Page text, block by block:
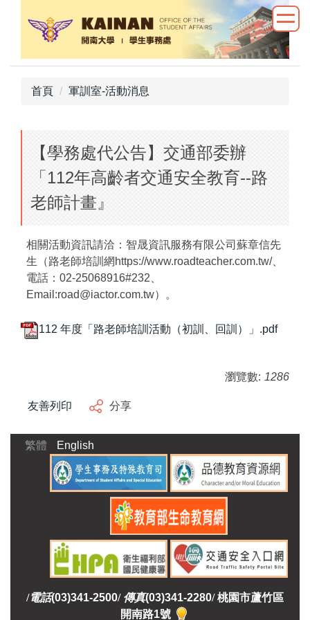
首頁 軍訓室-活動消息
【學務處代公告】交通部委辦
「112年高齡者交通安全教育--路
老師計畫』
相關活動資訊請洽：智晟資訊服務有限公司蘇章信先
生（路老師培訓網https://www.roadteacher.com.tw/、
電話：02-25068916#232、
Email:road@iactor.com.tw）。
112 年度「路老師培訓活動（初訓、回訓）」.pdf
瀏覽數: 1286
友善列印 分享
繁體 English
/電話(03)341-2500/ 傳真(03)341-2280/ 桃園市蘆竹區
開南路1號